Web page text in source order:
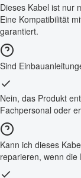
Dieses Kabel ist nur
Eine Kompatibilität
garantiert.
Sind
Nein, das Produkt
Fachpersonal oder
Kann ich dieses
reparieren, wenn